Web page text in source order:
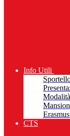
Info Utili
CTS